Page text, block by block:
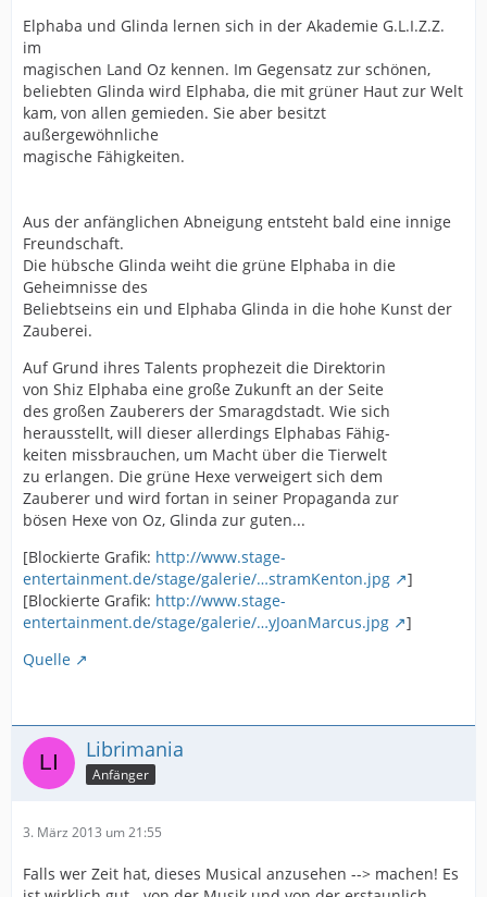
Elphaba und Glinda lernen sich in der Akademie G.L.I.Z.Z.
im
magischen Land Oz kennen. Im Gegensatz zur schönen,
beliebten Glinda wird Elphaba, die mit grüner Haut zur Welt
kam, von allen gemieden. Sie aber besitzt
außergewöhnliche
magische Fähigkeiten.
Aus der anfänglichen Abneigung entsteht bald eine innige
Freundschaft.
Die hübsche Glinda weiht die grüne Elphaba in die
Geheimnisse des
Beliebtseins ein und Elphaba Glinda in die hohe Kunst der
Zauberei.
Auf Grund ihres Talents prophezeit die Direktorin
von Shiz Elphaba eine große Zukunft an der Seite
des großen Zauberers der Smaragdstadt. Wie sich
herausstellt, will dieser allerdings Elphabas Fähig-
keiten missbrauchen, um Macht über die Tierwelt
zu erlangen. Die grüne Hexe verweigert sich dem
Zauberer und wird fortan in seiner Propaganda zur
bösen Hexe von Oz, Glinda zur guten...
[Blockierte Grafik: http://www.stage-
entertainment.de/stage/galerie/…stramKenton.jpg
]
[Blockierte Grafik: http://www.stage-
entertainment.de/stage/galerie/…yJoanMarcus.jpg
]
Quelle
Librimania
Anfänger
3. März 2013 um 21:55
Falls wer Zeit hat, dieses Musical anzusehen --> machen! Es